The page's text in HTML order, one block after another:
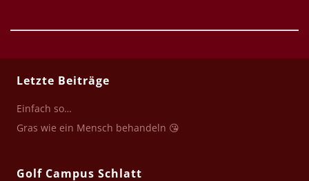
Letzte Beiträge
Einfach so…
Gras wie ein Mensch behandeln 😘
Golf Campus Schlatt